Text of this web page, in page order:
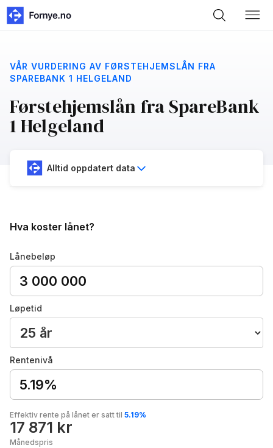
VÅR VURDERING AV FØRSTEHJEMSLÅN FRA
SPAREBANK 1 HELGELAND
Førstehjemslån fra SpareBank
1 Helgeland
Alltid oppdatert data
Hva koster lånet?
Lånebeløp
Løpetid
Rentenivå
5.19%
Effektiv rente på lånet er satt til 5.19%
17 871 kr
Månedspris